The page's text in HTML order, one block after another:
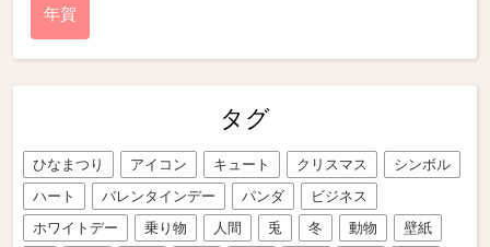
年賀
タグ
ひなまつり アイコン キュート クリスマス
シンボル
ハート
バレンタインデー パンダ
ビジネス
ホワイトデー
乗り物 人間 兎 冬 動物
壁紙